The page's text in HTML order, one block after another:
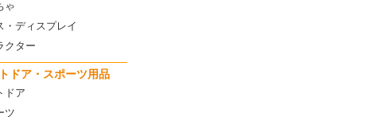
ゃ
・ディスプレイ
クター
ドア・スポーツ用品
ドア
ツ